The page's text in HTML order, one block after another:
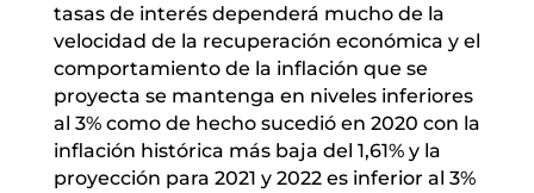
tasas de interés dependerá mucho de la
velocidad de la recuperación económica y el
comportamiento de la inflación que se
proyecta se mantenga en niveles inferiores
al 3% como de hecho sucedió en 2020 con la
inflación histórica más baja del 1,61% y la
proyección para 2021 y 2022 es inferior al 3%